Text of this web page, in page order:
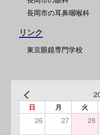
長岡市の耳鼻咽喉科
リンク
東京眼鏡専門学校
日 月 火
26 27 28